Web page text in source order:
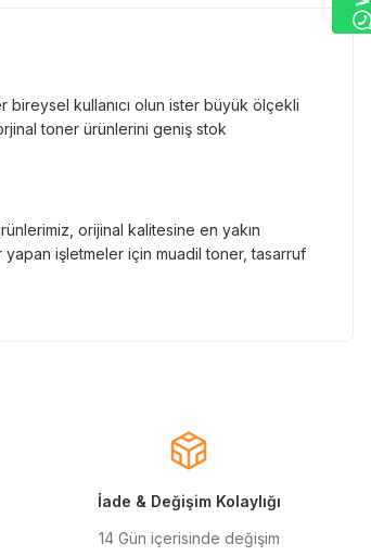
bireysel kullanıcı olun ister büyük ölçekli
toner ürünlerini geniş stok
orijinal kalitesine en yakın
işletmeler için muadil toner, tasarruf
uzun ömürlü ve dayanıklı yapısıyla
İade & Değişim Kolaylığı
14 Gün içerisinde değişim